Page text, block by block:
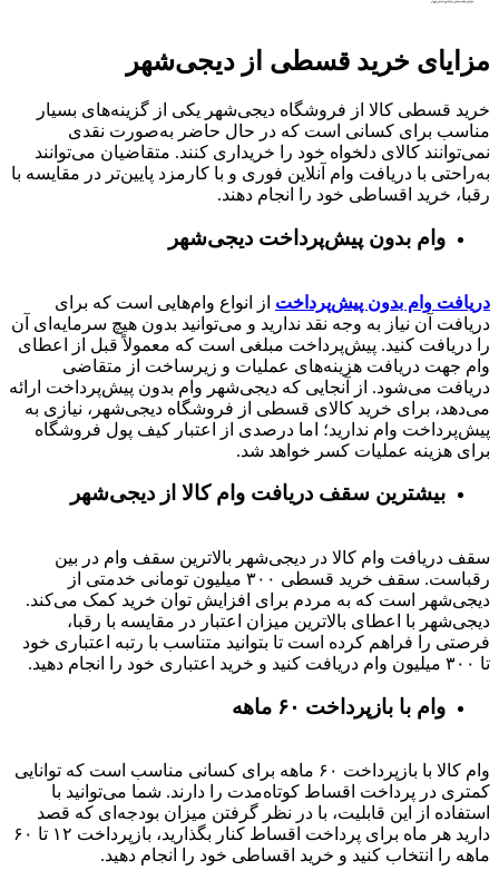
مزایای خرید قسطی از دیجی‌شهر
خرید قسطی کالا از فروشگاه دیجی‌شهر یکی از گزینه‌های بسیار
مناسب برای کسانی است که در حال حاضر به‌صورت نقدی
نمی‌توانند کالای دلخواه خود را خریداری کنند. متقاضیان می‌توانند
به‌راحتی با دریافت وام آنلاین فوری و با کارمزد پایین‌تر در مقایسه با
رقبا، خرید اقساطی خود را انجام دهند.
وام بدون پیش‌پرداخت‌ دیجی‌شهر
دریافت وام بدون پیش‌پرداخت از انواع وام‌هایی است که برای
دریافت آن نیاز به وجه نقد ندارید و می‌توانید بدون هیچ سرمایه‌ای آن
را دریافت کنید. پیش‌پرداخت مبلغی است که معمولاً قبل از اعطای
وام جهت دریافت هزینه‌های عملیات و زیرساخت از متقاضی
دریافت می‌شود. از آنجایی که دیجی‌شهر وام بدون پیش‌پرداخت ارائه
می‌دهد، برای خرید کالای قسطی از فروشگاه دیجی‌شهر، نیازی به
پیش‌پرداخت وام ندارید؛ اما درصدی از اعتبار کیف پول فروشگاه
برای هزینه عملیات کسر خواهد شد.
بیشترین سقف دریافت وام کالا از دیجی‌شهر
سقف دریافت وام کالا در دیجی‌شهر بالاترین سقف وام در بین
رقباست. سقف خرید قسطی ۳۰۰ میلیون تومانی خدمتی از
دیجی‌شهر است که به مردم برای افزایش توان خرید کمک می‌کند.
دیجی‌شهر با اعطای بالاترین میزان اعتبار در مقایسه با رقبا،
فرصتی را فراهم کرده است تا بتوانید متناسب با رتبه اعتباری خود
تا ۳۰۰ میلیون وام دریافت کنید و خرید اعتباری خود را انجام دهید.
وام با بازپرداخت ۶۰ ماهه
وام کالا با بازپرداخت ۶۰ ماهه برای کسانی مناسب است که توانایی
کمتری در پرداخت اقساط کوتاه‌مدت را دارند. شما می‌توانید با
استفاده از این قابلیت، با در نظر گرفتن میزان بودجه‌ای که قصد
دارید هر ماه برای پرداخت اقساط کنار بگذارید، بازپرداخت ۱۲ تا ۶۰
ماهه را انتخاب کنید و خرید اقساطی خود را انجام دهید.